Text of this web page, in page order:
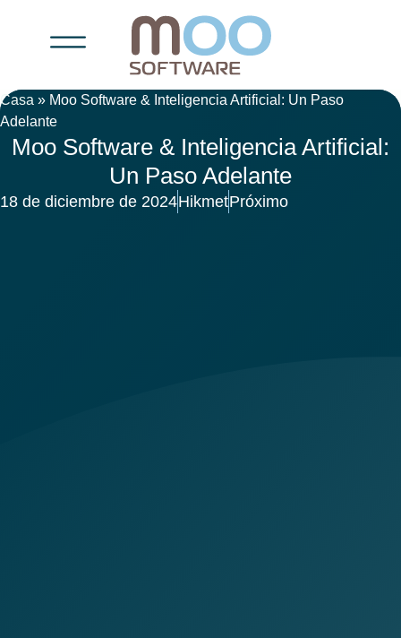
Casa » Moo Software & Inteligencia Artificial: Un Paso
Adelante
Moo Software & Inteligencia Artificial:
Un Paso Adelante
18 de diciembre de 2024HikmetPróximo